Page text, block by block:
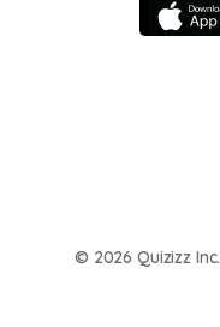
© 2026 Quizizz Inc.